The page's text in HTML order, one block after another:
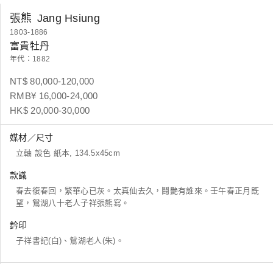
張熊 Jang Hsiung
1803-1886
富貴牡丹
年代：1882
NT$ 80,000-120,000
RMB¥ 16,000-24,000
HK$ 20,000-30,000
媒材／尺寸
立軸 設色 紙本, 134.5x45cm
款識
春去復春回，繁華心已灰。太真仙去久，鬪艷有誰來。壬午春正月既
望，鴛湖八十老人子祥張熊寫。
鈐印
子祥書記(白)、鴛湖老人(朱)。